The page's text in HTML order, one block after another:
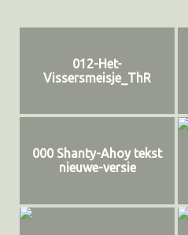
012-Het-
Vissersmeisje_ThR
000 Shanty-Ahoy tekst
nieuwe-versie